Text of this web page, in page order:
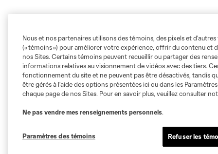
Nous et nos partenaires utilisons des témoins, des pixels et
(« témoins ») pour améliorer votre expérience, offrir du contenu et
nos Sites. Certains témoins peuvent recueillir ou partager des
informations relatives au visionnement de vidéos avec des tiers.
fonctionnement du site et ne peuvent pas être désactivés, tandis
être gérés à l’aide des options présentées ici ou dans les
chaque page de nos Sites. Pour en savoir plus, veuillez consulter
Ne pas vendre mes renseignements personnels.
Paramètres des témoins Refuser les